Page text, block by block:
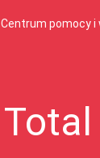
Centrum pomocy i